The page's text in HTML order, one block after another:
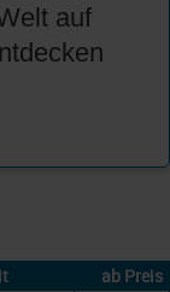
auf
ab Preis